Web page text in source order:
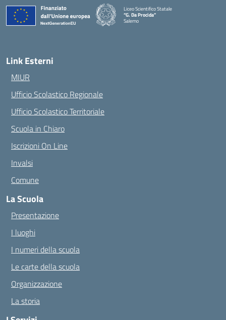
Liceo Scientifico Statale
“G. Da Procida”
Salerno
Link Esterni
MIUR
Ufficio Scolastico Regionale
Ufficio Scolastico Territoriale
Scuola in Chiaro
Iscrizioni On Line
Invalsi
Comune
La Scuola
Presentazione
I luoghi
I numeri della scuola
Le carte della scuola
Organizzazione
La storia